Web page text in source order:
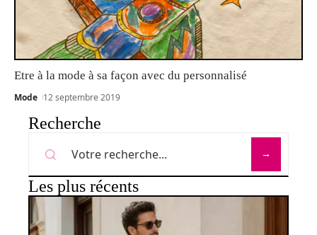
Etre à la mode à sa façon avec du personnalisé
Mode 12 septembre 2019
Recherche
Les plus récents